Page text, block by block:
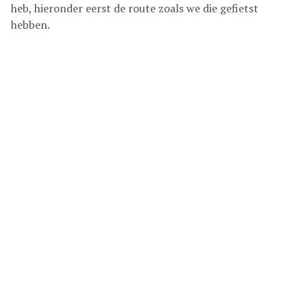
heb, hieronder eerst de route zoals we die gefietst
hebben.